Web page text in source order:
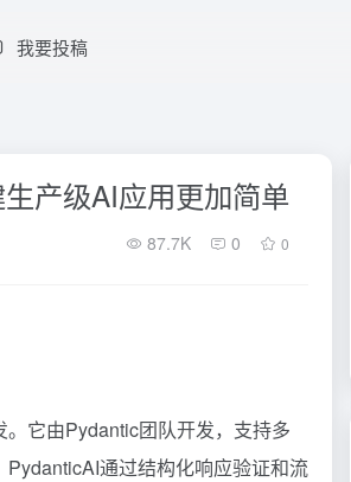
我要投稿
产级AI应用更加简单
87.7K 0 0
它由Pydantic团队开发，支持多
通过结构化响应验证和流